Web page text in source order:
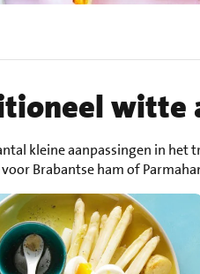
witte
kleine aanpassingen in het
Brabantse ham of